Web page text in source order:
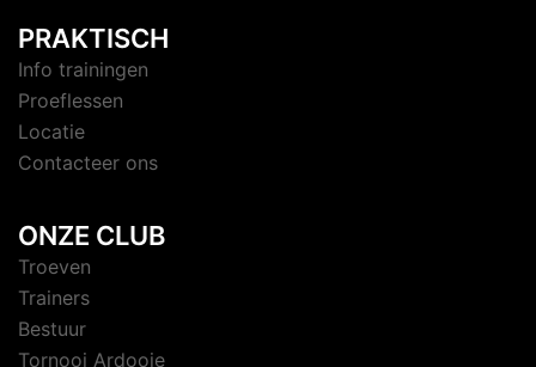
PRAKTISCH
Info trainingen
Proeflessen
Locatie
Contacteer ons
ONZE CLUB
Troeven
Trainers
Bestuur
Tornooi Ardooie